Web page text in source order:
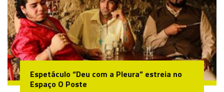
Espetáculo “Deu com a Pleura” estreia no
Espaço O Poste